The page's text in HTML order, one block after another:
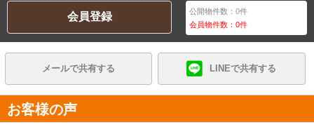
会員登録 公開物件数：0件
会員物件数：0件
メールで共有する LINEで共有する
お客様の声